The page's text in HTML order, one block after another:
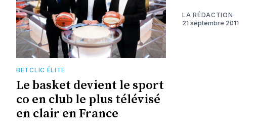
BETCLIC ÉLITE
Le basket devient le sport
co en club le plus télévisé
en clair en France
LA RÉDACTION
21 septembre 2011